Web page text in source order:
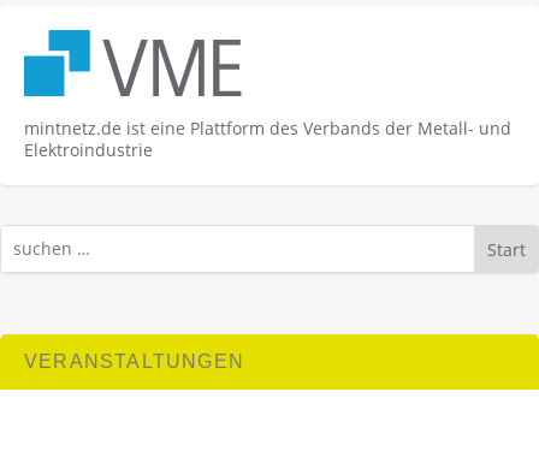
mintnetz.de ist eine Plattform des Verbands der Metall- und
Elektroindustrie
Start
VERANSTALTUNGEN